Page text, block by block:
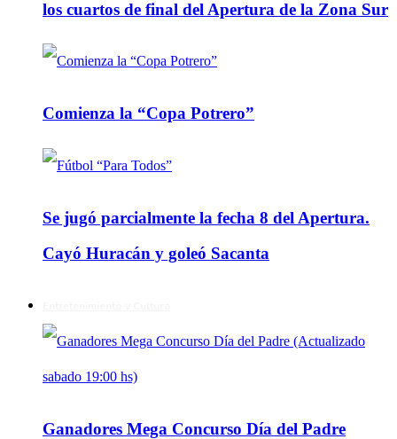
los cuartos de final del Apertura de la Zona Sur
Comienza la “Copa Potrero”
Se jugó parcialmente la fecha 8 del Apertura.
Cayó Huracán y goleó Sacanta
Ganadores Mega Concurso Día del Padre